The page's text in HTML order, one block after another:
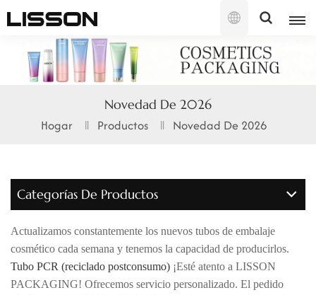
Español
English
français
español
português
العربية
日本語
Novedad De 2026
Hogar Productos Novedad De 2026
Categorías De Productos
Actualizamos constantemente los nuevos tubos de embalaje
cosmético cada semana y tenemos la capacidad de producirlos.
Tubo PCR (reciclado postconsumo) ¡Esté atento a LISSON
PACKAGING! Ofrecemos servicio personalizado. El pedido